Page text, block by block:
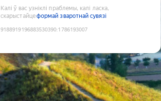
Калі ў вас узніклі праблемы, калі ласка,
скарыстайцеформай зваротнай сувязі
9188919196883530390:1786193007